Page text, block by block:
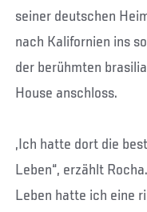
seiner deutschen
nach Kalifornien ins
der berühmten
House anschloss.
„Ich hatte dort die
Leben“, erzählt
Leben hatte ich eine